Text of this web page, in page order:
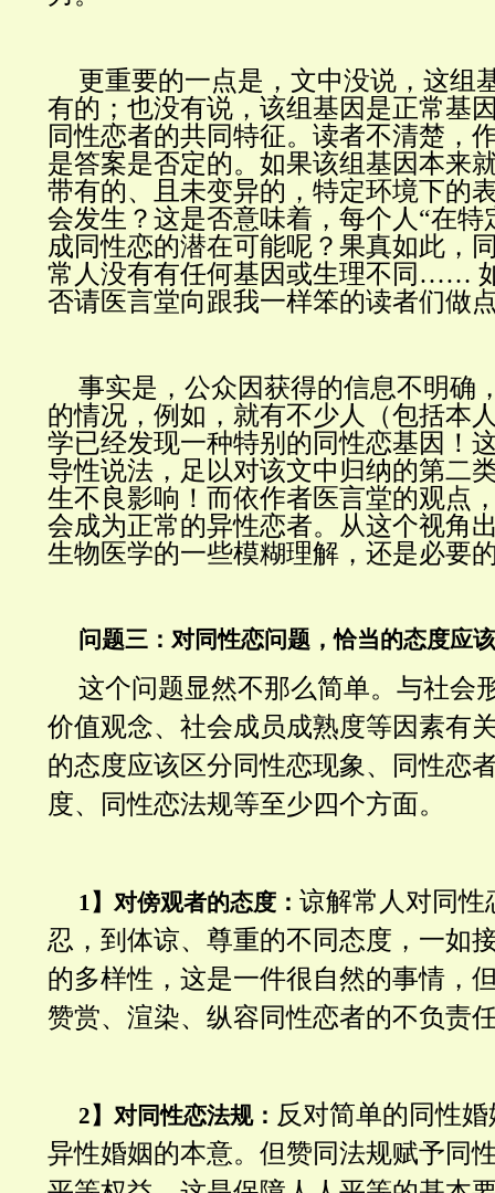
更重要的一点是，文中没说，这组
有的；也没有说，该组基因是正常基
同性恋者的共同特征。读者不清楚，
是答案是否定的。如果该组基因本来
带有的、且未变异的，特定环境下的
会发生？这是否意味着，每个人“在特
成同性恋的潜在可能呢？果真如此，
常人没有有任何基因或生理不同……
否请医言堂向跟我一样笨的读者们做
事实是，公众因获得的信息不明确
的情况，例如，就有不少人（包括本
学已经发现一种特别的同性恋基因！
导性说法，足以对该文中归纳的第二
生不良影响！而依作者医言堂的观点
会成为正常的异性恋者。从这个视角
生物医学的一些模糊理解，还是必要
问题三：对同性恋问题，恰当的态度应
这个问题显然不那么简单。与社会
价值观念、社会成员成熟度等因素有
的态度应该区分同性恋现象、同性恋
度、同性恋法规等至少四个方面。
1】对傍观者的态度： 谅解常人对同性
忍，到体谅、尊重的不同态度，一如
的多样性，这是一件很自然的事情，
赞赏、渲染、纵容同性恋者的不负责
2】对同性恋法规： 反对简单的同性
异性婚姻的本意。但赞同法规赋予同